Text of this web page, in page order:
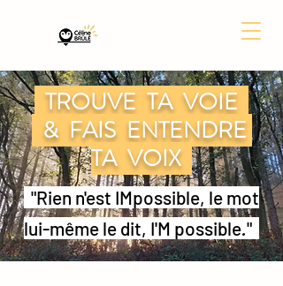
TROUVE TA VOIE
& FAIS ENTENDRE
TA VOIX
"Rien n'est IMpossible, le mot
lui-même le dit, I'M possible."